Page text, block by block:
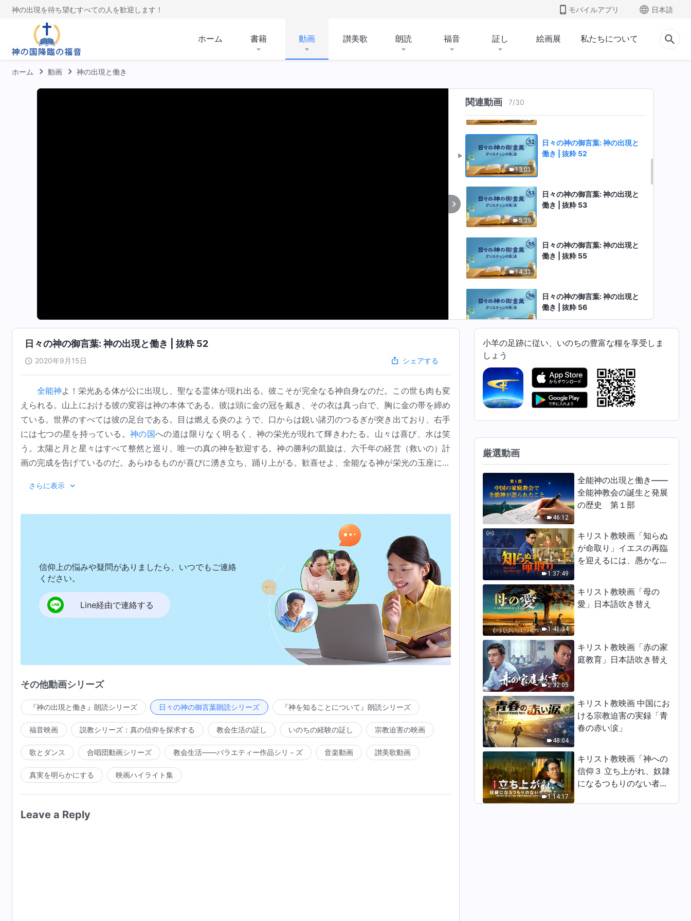
神の出現を待ち望むすべての人を歓迎します！ モバイルアプリ 日本語
ホーム 書籍 動画 讃美歌 朗読 福音 証し 絵画展 私たちについて
ホーム 動画 神の出現と働き
関連動画 7/30
日々の神の御言葉: 神の出現と
9:32
日々の神の御言葉: 神の出現と
13:01
日々の神の御言葉: 神の出現と
働き | 抜粋 52
5:39
日々の神の御言葉: 神の出現と
働き | 抜粋 53
14:31
日々の神の御言葉: 神の出現と
働き | 抜粋 55
日々の神の御言葉: 神の出現と
働き | 抜粋 56
9:03
日々の神の御言葉: 神の出現と
日々の神の御言葉: 神の出現と
働き | 抜粋 58
9:36
6:59
日々の神の御言葉: 神の出現と
働き | 抜粋 60
日々の神の御言葉: 神の出現と
働き | 抜粋 61
4:50
日々の神の御言葉: 神の出現と
働き | 抜粋 62
14:09
日々の神の御言葉: 神の出現と
働き | 抜粋 63
10:54
日々の神の御言葉: 神の出現と
働き | 抜粋 64
14:53
日々の神の御言葉: 神の出現と
働き | 抜粋 65
日々の神の御言葉: 神の出現と
日々の神の御言葉: 神の出現と働き | 抜粋 52
2020年9月15日 シェアする
全能神よ！栄光ある体が公に出現し、聖なる霊体が現れ出る。彼こそが完全なる神自身なのだ。この世も肉も変
えられる。山上における彼の変容は神の本体である。彼は頭に金の冠を戴き、その衣は真っ白で、胸に金の帯を締め
ている。世界のすべては彼の足台である。目は燃える炎のようで、口からは鋭い諸刃のつるぎが突き出ており、右手
には七つの星を持っている。 神の国への道は限りなく明るく、神の栄光が現れて輝きわたる。山々は喜び、水は笑
う。太陽と月と星々はすべて整然と巡り、唯一の真の神を歓迎する。神の勝利の凱旋は、六千年の経営（救いの）計
画の完成を告げているのだ。あらゆるものが喜びに湧き立ち、踊り上がる。歓喜せよ、全能なる神が栄光の玉座に座
を上げ、すべての人々が歌い、シオンの山は喜び笑っている。神の栄光が現れたのだ。私は夢でさえ、神の顔を見ら
る。道の一歩一歩が神によって導かれ、反抗的な心にはただちに神の裁きが下されることになる。
神と共に食べ、共に過ごし、共に暮らし、神と共にいて、共に歩み、共に楽しみ、共に栄光と祝福を得、神と王
日々話をして常に語り合い、日々新しい啓示と新たな識見を授かる。私たちの霊の目は開かれて、すべてが見えるよ
うになり、霊のすべての奥義が私たちに露わにされる。聖なる生活は実に気楽なものだ。速く走り、止まることな
く、ひたすら前へと突き進みなさい。先にはもっと素晴らしい生活が待っている。ただの甘美な味わいに満足するこ
となく、常に神の中に入ることを求めなさい。神はすべてを包み込んで豊かに満ちており、私たちに欠けたあらゆる
ものを持っている。積極的に協力し、神の中に入りなさい。そうすればすべてが変わることだろう。私たちの生活は
超越したものになり、どんな人間も物事も、それを邪魔することはできないのだ。
超越。超越。真の超越。神の超越したいのちは内にあり、すべてのものは本当に楽になった。私たちはこの世と
世俗的なものを超越し、夫や子供たちへの愛着もまったく感じない。病気や状況による支配も超越する。サタンも私
たちを邪魔しようとはしない。私たちはすべての災いを完全に超越する。それによって神は王位を得ることになるの
を立て、サタンの醜い顔を徹底的に暴露する。教会を建
て上げることはキリストの中にあり、栄光の体が現れた。これこそが、携挙の中に生きるということなのだ。
『神の出現と働き』「キリストの初めの言葉、第十五章」（『言葉』第1巻）より
全能神が栄光の体を現し、神の聖なる体が現れた。彼は神自身であり真の神である。世界は変わり肉もまた変わ
った。神の変容は神の真の姿である。金の冠を冠り、白い衣まとい、金の帯、胸に巻く。世界の万物は神の足台、神
の眼は炎のようで、口には諸刃の剣、右手には七つの星。神の国の道は無限で明るく。神の栄光が輝く。山と川は喜
び、太陽、月、星は巡り、秩序ある配置の中で、唯一の真の神六千年の救いの計画を果たし、勝利と共に戻る神を歓
迎するのだ！皆が神を歓呼して喜び踊る。全能神は栄光の座に座る。神の聖なる名を賛美しよう！勝利の旗がシオン
の山に昇った。国々は歓呼し、万民は高らかに歌う。シオンの山は喜び、そして神の栄光が現れる！会えるとは夢に
しも誰かの心が不従順であれば、裁きがすぐにやってくるのだ。神と共に食べ、生きて、暮らし、楽しみ、歩む。栄
さらに表示
信仰上の悩みや疑問がありましたら、いつでもご連絡
ください。
Line経由で連絡する
その他動画シリーズ
『神の出現と働き』朗読シリーズ 日々の神の御言葉朗読シリーズ 『神を知ることについて』朗読シリーズ
福音映画 説教シリーズ：真の信仰を探求する 教会生活の証し いのちの経験の証し 宗教迫害の映画
歌とダンス 合唱団動画シリーズ 教会生活――バラエティー作品シリ－ズ 音楽動画 讃美歌動画
真実を明らかにする 映画ハイライト集
Leave a Reply
小羊の足跡に従い、いのちの豊富な糧を享受しま
しょう
厳選動画
46:12
全能神の出現と働き——
全能神教会の誕生と発展
の歴史 第１部
1:37:49
キリスト教映画「知らぬ
が命取り」イエスの再臨
を迎えるには、愚かな乙
1:41:34
キリスト教映画「母の
愛」日本語吹き替え
2:32:05
キリスト教映画「赤の家
庭教育」日本語吹き替え
48:04
キリスト教映画 中国にお
ける宗教迫害の実録「青
春の赤い涙」
1:14:17
キリスト教映画「神への
信仰３ 立ち上がれ、奴隷
になるつもりのない者た